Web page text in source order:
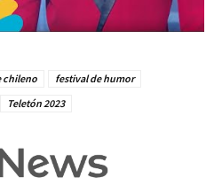
chileno
festival de humor
Teletón 2023